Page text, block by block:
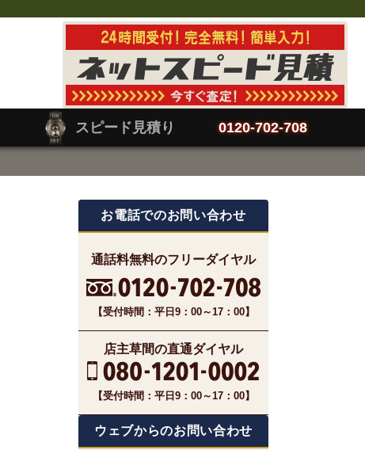
スピード見積り 0120-702-708
お電話でのお問い合わせ
通話料無料のフリーダイヤル
【受付時間：平日9：00～17：00】
店主草間の直通ダイヤル
【受付時間：平日9：00～17：00】
ウェブからのお問い合わせ